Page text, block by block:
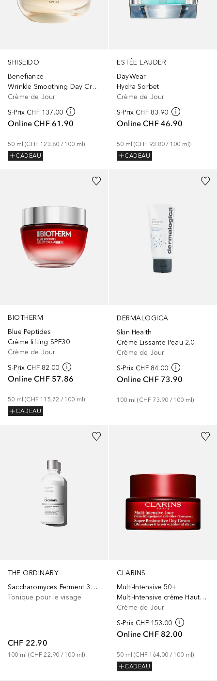
SHISEIDO
Benefiance
Wrinkle Smoothing Day Cream SPF 25
Crème de Jour
S-Prix CHF 137.00
Online CHF 61.90
50 ml (CHF 123.80 / 100 ml)
CADEAU
ESTÉE LAUDER
DayWear
Hydra Sorbet
Crème de Jour
S-Prix CHF 83.90
Online CHF 46.90
50 ml (CHF 93.80 / 100 ml)
CADEAU
BIOTHERM
Blue Peptides
Crème lifting SPF30
Crème de Jour
S-Prix CHF 82.00
Online CHF 57.86
50 ml (CHF 115.72 / 100 ml)
CADEAU
DERMALOGICA
Skin Health
Crème Lissante Peau 2.0
Crème de Jour
S-Prix CHF 84.00
Online CHF 73.90
100 ml (CHF 73.90 / 100 ml)
THE ORDINARY
Saccharomyces Ferment 30% Milky Toner
Tonique pour le visage
CHF 22.90
100 ml (CHF 22.90 / 100 ml)
CLARINS
Multi-Intensive 50+
Multi-Intensive crème Haute Exigence Jour TP
Crème de Jour
S-Prix CHF 153.00
Online CHF 82.00
50 ml (CHF 164.00 / 100 ml)
CADEAU